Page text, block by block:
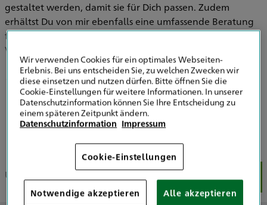
gestaltet werden, damit sie für Dich passen. Zudem
erhältst Du von mir ebenfalls eine umfassende Beratung
für weitere, private oder gewerbliche
Versicherungslösungen.
Gleitschirm- & Drachenpiloten
Skydriver/-innen
Ultraleichtpilot/-innenMehr zeigen
Über mich Meine Schwerpunkte Ratgeber
Wir verwenden Cookies für ein optimales Webseiten-
Erlebnis. Bei uns entscheiden Sie, zu welchen Zwecken wir
diese einsetzen und nutzen dürfen. Bitte öffnen Sie die
Cookie-Einstellungen für weitere Informationen. In unserer
Datenschutzinformation können Sie Ihre Entscheidung zu
einem späteren Zeitpunkt ändern.
Datenschutzinformation Impressum
Cookie-Einstellungen
Notwendige akzeptieren Alle akzeptieren